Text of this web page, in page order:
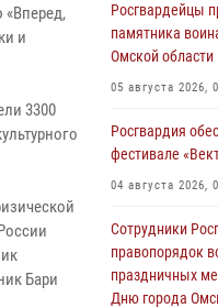
и
3300
Бари
Росгвардейцы
памятника
Омской области
05 августа 2026,
Росгвардия
фестивале
04 августа 2026,
Сотрудники
правопорядок
праздничных
Дню города